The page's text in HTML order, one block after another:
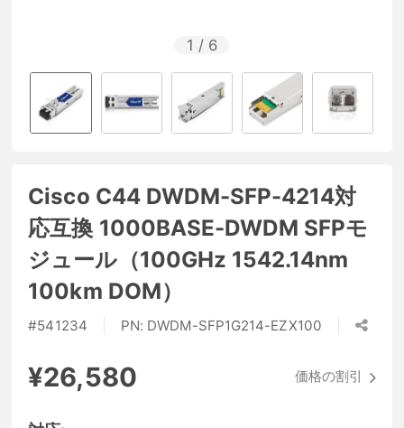
1 / 6
Cisco C44 DWDM-SFP-4214対
応互換 1000BASE-DWDM SFPモ
ジュール（100GHz 1542.14nm
100km DOM）
#541234 PN: DWDM-SFP1G214-EZX100
¥26,580 価格の割引